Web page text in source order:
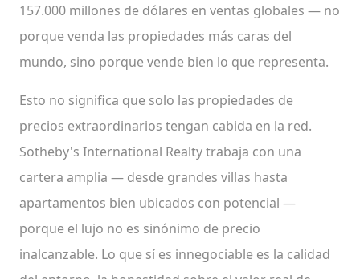
157.000 millones de dólares en ventas globales — no
porque venda las propiedades más caras del
mundo, sino porque vende bien lo que representa.
Esto no significa que solo las propiedades de
precios extraordinarios tengan cabida en la red.
Sotheby's International Realty trabaja con una
cartera amplia — desde grandes villas hasta
apartamentos bien ubicados con potencial —
porque el lujo no es sinónimo de precio
inalcanzable. Lo que sí es innegociable es la calidad